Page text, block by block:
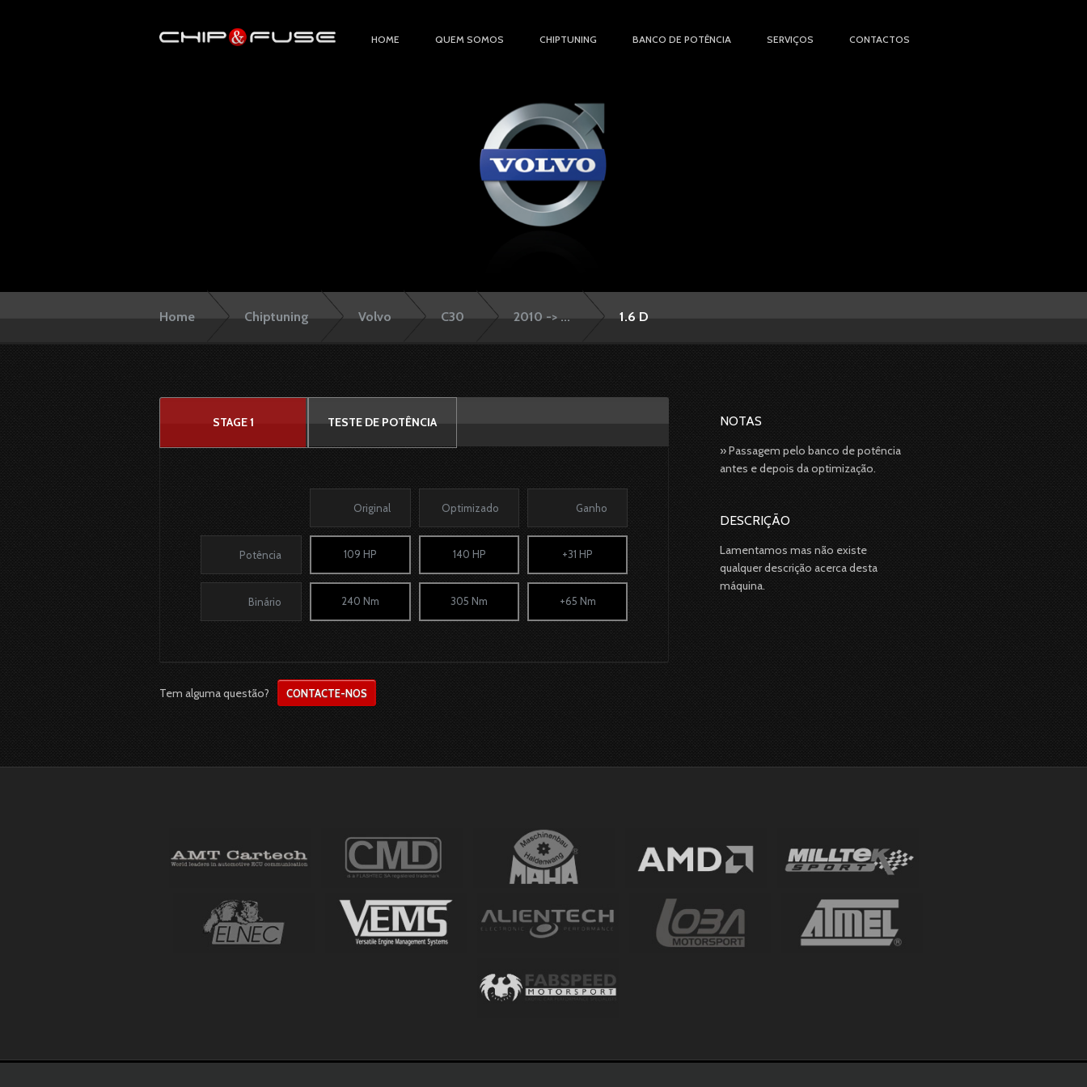
HOME QUEM SOMOS CHIPTUNING BANCO DE POTÊNCIA SERVIÇOS CONTACTOS
Home Chiptuning Volvo C30 2010 -> ... 1.6 D
STAGE 1 TESTE DE POTÊNCIA
Original Optimizado Ganho
Potência 109 HP 140 HP +31 HP
Binário 240 Nm 305 Nm +65 Nm
Tem alguma questão? CONTACTE-NOS
NOTAS
» Passagem pelo banco de potência
antes e depois da optimização.
DESCRIÇÃO
Lamentamos mas não existe
qualquer descrição acerca desta
máquina.